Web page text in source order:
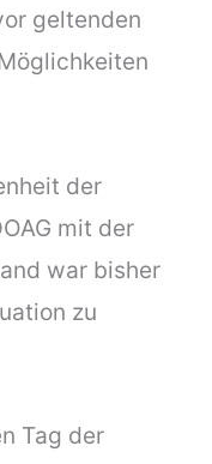
geltenden
der
mit der
war bisher
zu
Tag der